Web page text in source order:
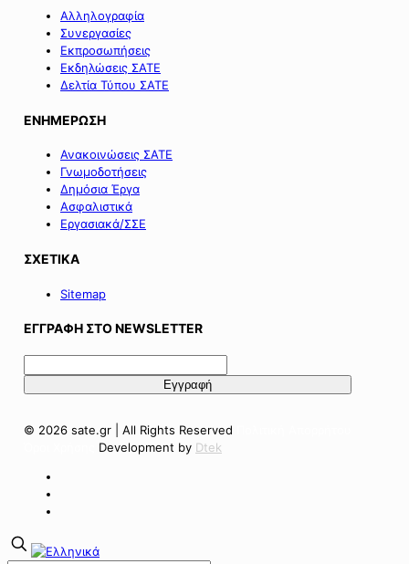
Αλληλογραφία
Συνεργασίες
Εκπροσωπήσεις
Εκδηλώσεις ΣΑΤΕ
Δελτία Τύπου ΣΑΤΕ
ΕΝΗΜΕΡΩΣΗ
Ανακοινώσεις ΣΑΤΕ
Γνωμοδοτήσεις
Δημόσια Έργα
Ασφαλιστικά
Εργασιακά/ΣΣΕ
ΣΧΕΤΙΚΑ
Sitemap
ΕΓΓΡΑΦΗ ΣΤΟ NEWSLETTER
© 2026 sate.gr | All Rights Reserved
Development by Dtek